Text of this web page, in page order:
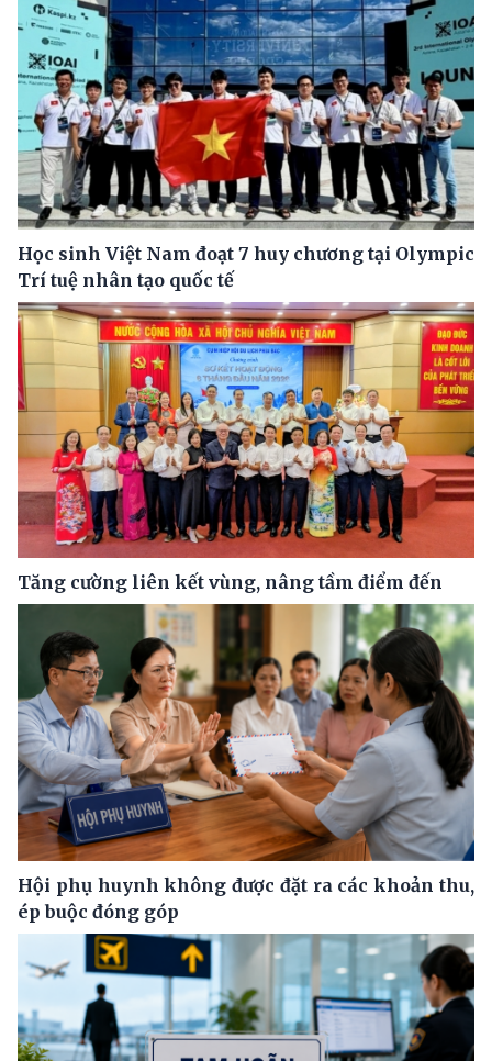
Học sinh Việt Nam đoạt 7 huy chương tại Olympic
Trí tuệ nhân tạo quốc tế
Tăng cường liên kết vùng, nâng tầm điểm đến
Hội phụ huynh không được đặt ra các khoản thu,
ép buộc đóng góp